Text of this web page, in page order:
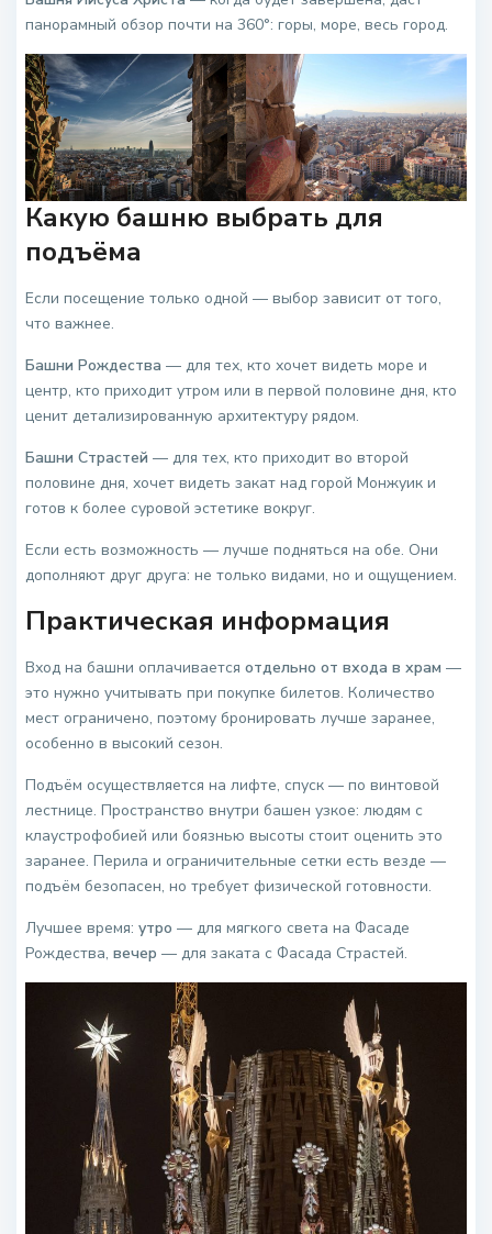
панорамный обзор почти на 360°: горы, море, весь город.
Какую башню выбрать для
подъёма
Если посещение только одной — выбор зависит от того,
что важнее.
Башни Рождества — для тех, кто хочет видеть море и
центр, кто приходит утром или в первой половине дня, кто
ценит детализированную архитектуру рядом.
Башни Страстей — для тех, кто приходит во второй
половине дня, хочет видеть закат над горой Монжуик и
готов к более суровой эстетике вокруг.
Если есть возможность — лучше подняться на обе. Они
дополняют друг друга: не только видами, но и ощущением.
Практическая информация
Вход на башни оплачиваетсяотдельно от входа в храм —
это нужно учитывать при покупке билетов. Количество
мест ограничено, поэтому бронировать лучше заранее,
особенно в высокий сезон.
Подъём осуществляется на лифте, спуск — по винтовой
лестнице. Пространство внутри башен узкое: людям с
клаустрофобией или боязнью высоты стоит оценить это
заранее. Перила и ограничительные сетки есть везде —
подъём безопасен, но требует физической готовности.
Лучшее время:утро — для мягкого света на Фасаде
Рождества,вечер — для заката с Фасада Страстей.